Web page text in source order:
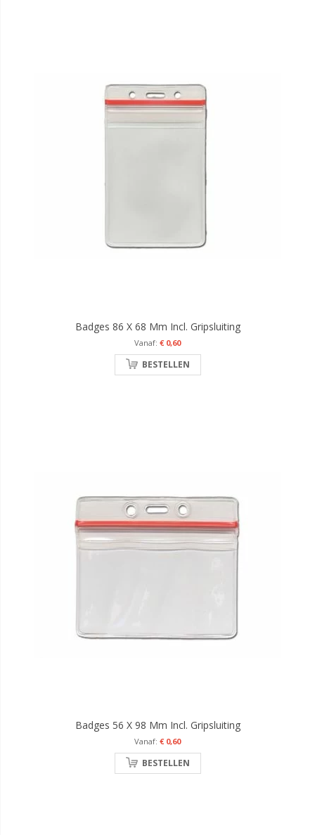
Badges 86 X 68 Mm Incl. Gripsluiting
€ 0,60
BESTELLEN
Badges 56 X 98 Mm Incl. Gripsluiting
€ 0,60
BESTELLEN